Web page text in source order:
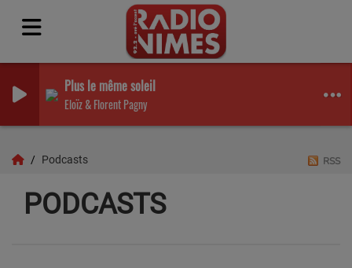
Plus le même soleil
Eloïz & Florent Pagny
Podcasts
PODCASTS
RSS